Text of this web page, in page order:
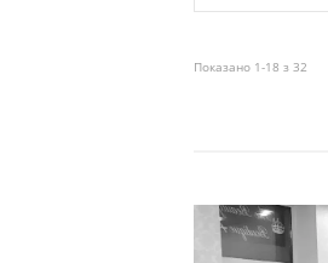
Показано 1-18 з 32